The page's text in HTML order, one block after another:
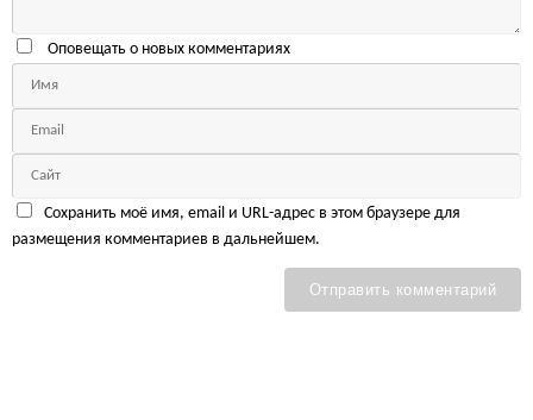
Оповещать о новых комментариях
Сохранить моё имя, email и URL-адрес в этом браузере для
размещения комментариев в дальнейшем.